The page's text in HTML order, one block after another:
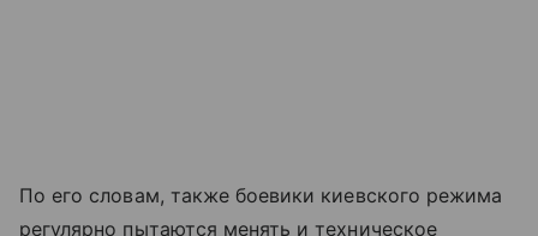
По его словам, также боевики киевского режима
регулярно пытаются менять и техническое